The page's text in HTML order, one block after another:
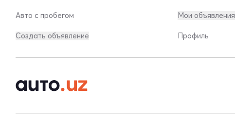
Авто с пробегом
Создать объявление
Мои объявления
Профиль